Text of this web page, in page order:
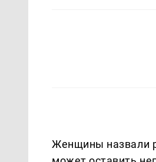
Женщины назвали